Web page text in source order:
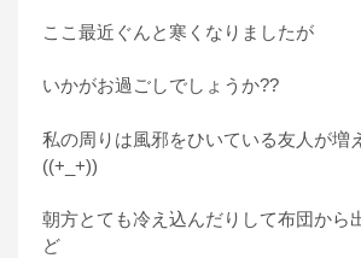
ここ最近ぐんと寒くなりましたが
いかがお過ごしでしょうか??
私の周りは風邪をひいている友人が増
((+_+))
朝方とても冷え込んだりして布団から
ど